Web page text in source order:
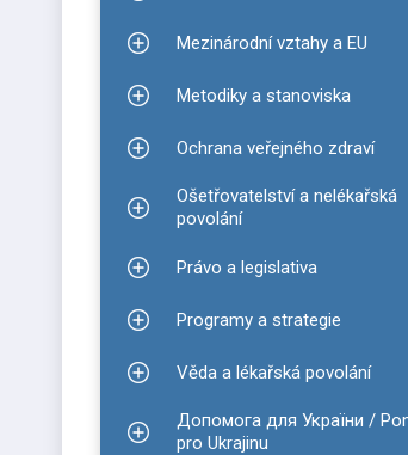
Zobrazit podmenu pro Mezinárodní
Mezinárodní vztahy a EU
Zobrazit podmenu pro Metodiky a
Metodiky a stanoviska
Zobrazit podmenu pro Ochrana
Ochrana veřejného zdraví
Zobrazit podmenu pro
Ošetřovatelství a nelékařská
povolání
Zobrazit podmenu pro Právo a
Právo a legislativa
Zobrazit podmenu pro Programy a
Programy a strategie
Zobrazit podmenu pro Věda a
Věda a lékařská povolání
Zobrazit podmenu pro Допомога
Допомога для України /
pro Ukrajinu